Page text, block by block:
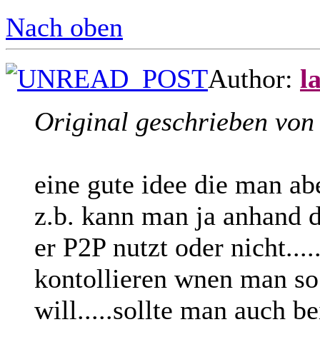
Nach oben
Author:
Original geschrieben
eine gute idee die man
z.b. kann man ja anhand
er P2P nutzt oder
kontollieren wnen man
will.....sollte man auch